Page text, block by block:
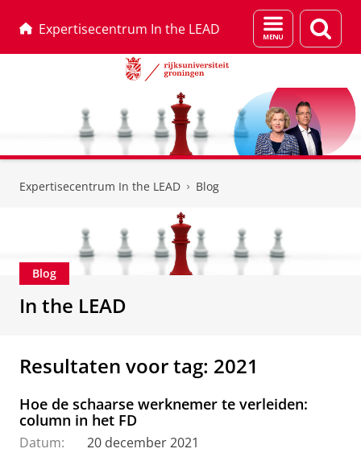
Expertisecentrum In the LEAD
Menu
en
Expertisecentrum In the LEAD Blog
Blog
In the LEAD
Resultaten voor tag: 2021
Hoe de schaarse werknemer te verleiden:
column in het FD
Datum:
20 december 2021